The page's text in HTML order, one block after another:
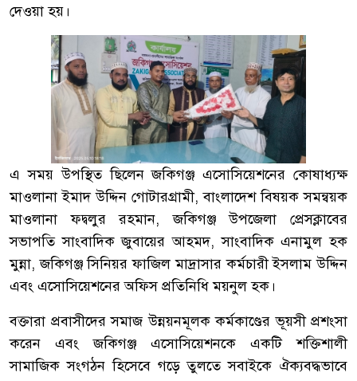
দেওয়া হয়।
এ সময় উপস্থিত ছিলেন জকিগঞ্জ এসোসিয়েশনের কোষাধ্যক্ষ
মাওলানা ইমাদ উদ্দিন গোটারগ্রামী, বাংলাদেশ বিষয়ক সমন্বয়ক
মাওলানা ফদ্বলুর রহমান, জকিগঞ্জ উপজেলা প্রেসক্লাবের
সভাপতি সাংবাদিক জুবায়ের আহমদ, সাংবাদিক এনামুল হক
মুন্না, জকিগঞ্জ সিনিয়র ফাজিল মাদ্রাসার কর্মচারী ইসলাম উদ্দিন
এবং এসোসিয়েশনের অফিস প্রতিনিধি ময়নুল হক।
বক্তারা প্রবাসীদের সমাজ উন্নয়নমূলক কর্মকাণ্ডের ভূয়সী প্রশংসা
করেন এবং জকিগঞ্জ এসোসিয়েশনকে একটি শক্তিশালী
সামাজিক সংগঠন হিসেবে গড়ে তুলতে সবাইকে ঐক্যবদ্ধভাবে